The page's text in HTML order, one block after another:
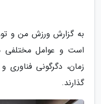
به گزارش ورزش من و
است و عوامل مختلفی
زمان، دگرگونی فناوری
گذارند.